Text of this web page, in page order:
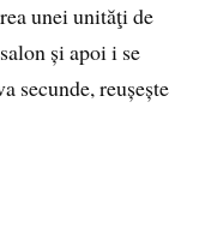
unei unităţi de
și apoi i se
secunde, reușește